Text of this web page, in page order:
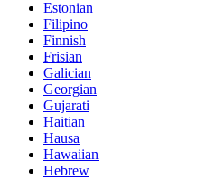
Estonian
Filipino
Finnish
Frisian
Galician
Georgian
Gujarati
Haitian
Hausa
Hawaiian
Hebrew